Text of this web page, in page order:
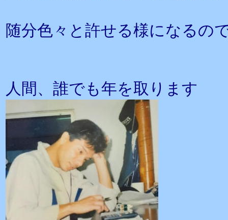
随分色々と許せる様になるの
人間、誰でも年を取ります